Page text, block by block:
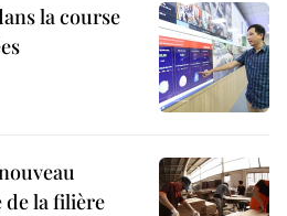
la course
de la filière